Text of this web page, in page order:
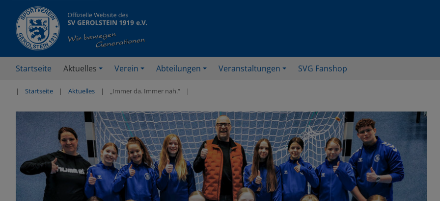
Startseite Aktuelles Verein Abteilungen Veranstaltungen SVG Fanshop
Startseite Aktuelles „Immer da. Immer nah.“